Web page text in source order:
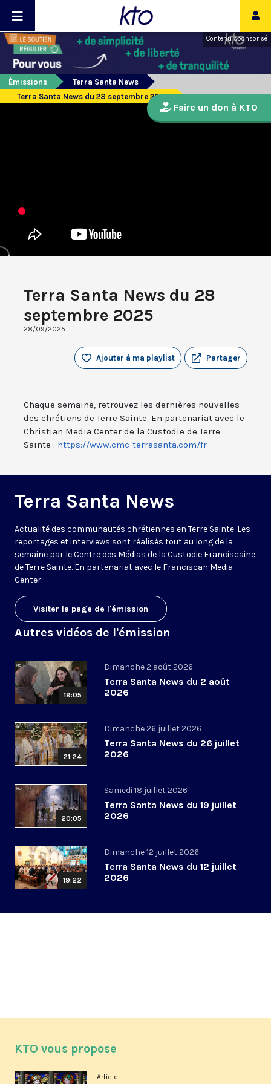
Contenu sponsorisé
Émissions
Terra Santa News
Terra Santa News du 28 septembre 2025
Terra Santa News du 28
septembre 2025
28/09/2025
Partager
Ajouter à ma playlist
Chaque semaine, retrouvez les dernières nouvelles
des chrétiens de Terre Sainte. En partenariat avec le
Christian Media Center de la Custodie de Terre
Sainte : https://www.cmc-terrasanta.com/fr
Terra Santa News
Actualité des communautés chrétiennes en Terre Sainte. Les
reportages et interviews sont réalisés tout au long de la
semaine par le Centre des Médias de la Custodie Franciscaine
de Terre Sainte. En partenariat avec le Franciscan Media
Center.
Visiter la page de l'émission
Autres vidéos de l'émission
19:05
Dimanche 2 août 2026
Terra Santa News du 2 août
2026
21:24
Dimanche 26 juillet 2026
Terra Santa News du 26 juillet
2026
20:05
Samedi 18 juillet 2026
Terra Santa News du 19 juillet
2026
19:22
Dimanche 12 juillet 2026
Terra Santa News du 12 juillet
2026
Faire un don à KTO
KTO vous propose
Article